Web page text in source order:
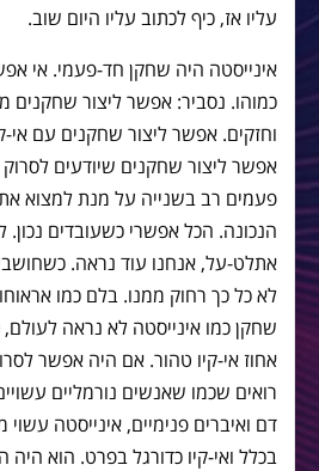
עליו אז, כיף לכתוב עליו היום שוב.
אינייסטה היה שחקן חד-פעמי. אי
כמוהו. נסביר: אפשר ליצור שחקנים
וחזקים. אפשר ליצור שחקנים עם
אפשר ליצור שחקנים שיודעים
פעמים רב בשנייה על מנת למצוא
הנכונה. הכל אפשרי כשעובדים נכון.
אתלט-על, אנחנו עוד נראה.
לא כל כך רחוק ממנו. בלם כמו
אחוז אי-קיו טהור. אם היה אפשר
רואים שכמו שאנשים נורמליים
דם ואיברים פנימיים, אינייסטה עשוי
בכלל ואי-קיו כדורגל בפרט. הוא